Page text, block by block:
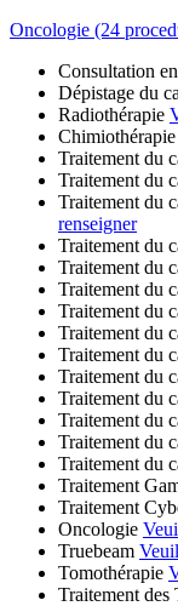
Oncologie (24
Consultation
Dépistage du
Radiothérapie
Chimiothérapie
Traitement du
Traitement du
Traitement du
renseigner
Traitement du
Traitement du
Traitement du
Traitement du
Traitement du
Traitement du
Traitement du
Traitement du
Traitement du
Traitement du
Traitement du
Traitement
Traitement
Oncologie
Truebeam
Tomothérapie
Traitement des